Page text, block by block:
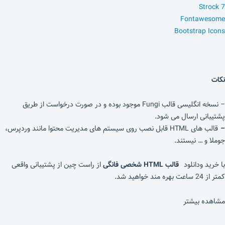
Strock 7
Fontawesome
Bootstrap Icons
نکات
– نسخه انگلیسی قالب Fungi موجود بوده و در صورت درخواست از طریق
پشتیبانی ارسال می شود.
–
قالب های HTML قابل نصب روی سیستم های مدیریت محتوا مانند وردپرس،
جوملا و … نیستند.
با خرید ودانلود قالب HTML شخصی فانگی
از راست چین از پشتیبانی واقعی
کمتر از 24 ساعت بهره مند خواهید شد.
مشاهده بیشتر